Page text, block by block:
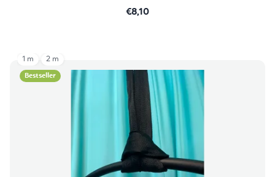
€8,10
Bestseller
1 m 2 m